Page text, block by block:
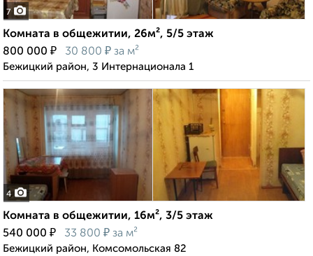
7
Комната в общежитии, 26м², 5/5 этаж
800 000 ₽ 30 800 ₽ за м²
Бежицкий район, 3 Интернационала 1
4
Комната в общежитии, 16м², 3/5 этаж
540 000 ₽ 33 800 ₽ за м²
Бежицкий район, Комсомольская 82